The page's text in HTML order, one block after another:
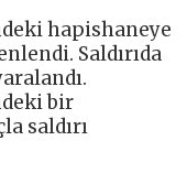
hapishaneye
Saldırıda
bir
saldırı